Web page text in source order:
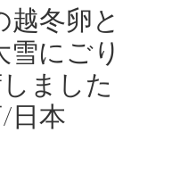
冬卵と
にごり
ました
日本